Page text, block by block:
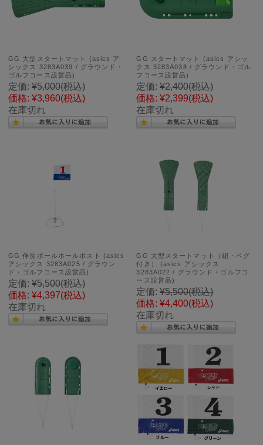
GG 大型スタートマット (asics ア
シックス 3283A039 / グラウンド・
ゴルフコース設営品)
定価: ¥5,000(税込)
価格: ¥3,960(税込)
在庫切れ
GG スタートマット (asics アシッ
クス 3283A038 / グラウンド・ゴル
フコース設営品)
定価: ¥2,400(税込)
価格: ¥2,399(税込)
在庫切れ
GG 伸長ポールホールポスト (asics
アシックス 3283A025 / グラウン
ド・ゴルフコース設営品)
定価: ¥5,500(税込)
価格: ¥4,397(税込)
在庫切れ
GG 大型スタートマット（紐・ペグ
付き） (asics アシックス
3283A022 / グラウンド・ゴルフコ
ース設営品)
定価: ¥5,500(税込)
価格: ¥4,400(税込)
在庫切れ